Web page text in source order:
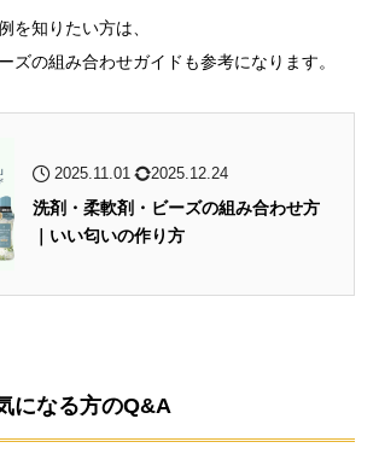
を知りたい方は、
ズの組み合わせガイドも参考になります。
2025.11.01 2025.12.24
洗剤・柔軟剤・ビーズの組み合わせ方
｜いい匂いの作り方
になる方のQ&A